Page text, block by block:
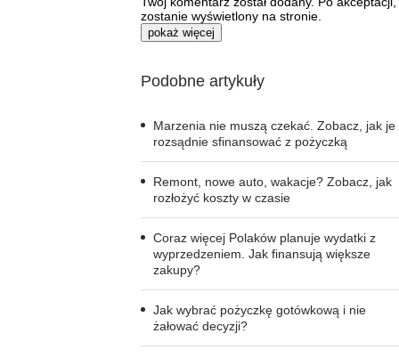
zostanie wyświetlony na stronie.
pokaż więcej
Podobne artykuły
Marzenia nie muszą czekać. Zobacz, jak je
rozsądnie sfinansować z pożyczką
Remont, nowe auto, wakacje? Zobacz, jak
rozłożyć koszty w czasie
Coraz więcej Polaków planuje wydatki z
wyprzedzeniem. Jak finansują większe
zakupy?
Jak wybrać pożyczkę gotówkową i nie
żałować decyzji?